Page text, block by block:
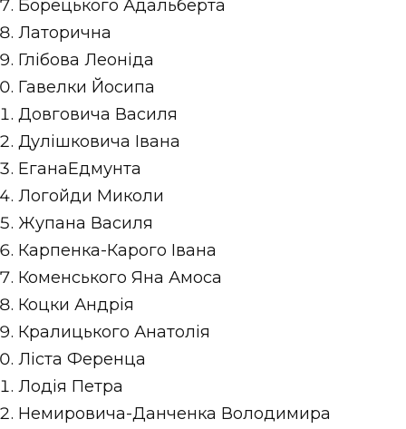
Борецького Адальберта
Латорична
Глібова Леоніда
Гавелки Йосипа
Довговича Василя
Дулішковича Івана
ЕганаЕдмунта
Логойди Миколи
Жупана Василя
Карпенка-Карого Івана
Коменського Яна Амоса
Коцки Андрія
Кралицького Анатолія
Ліста Ференца
Лодія Петра
Немировича-Данченка Володимира